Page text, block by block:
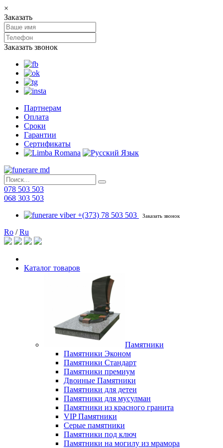
×
Заказать
Заказать звонок
Партнерам
Оплата
Сроки
Гарантии
Сертификаты
078 503 503
068 303 503
+(373) 78 503 503
Заказать звонок
Ro /Ru
Каталог товаров
Памятники
Памятники Эконом
Памятники Стандарт
Памятники премиум
Двоиные Памятники
Памятники для детеи
Памятники для мусулман
Памятники из красного гранита
VIP Памятники
Серые памятники
Памятники под ключ
Памятники на могилу из мрамора